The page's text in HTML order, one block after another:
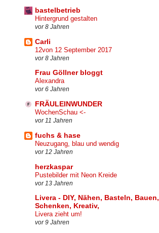
bastelbetrieb
Hintergrund gestalten
vor 8 Jahren
Carli
12von 12 September 2017
vor 8 Jahren
Frau Göllner bloggt
Alexandra
vor 6 Jahren
FRÄULEINWUNDER
WochenSchau <-
vor 11 Jahren
fuchs & hase
Neuzugang, blau und wendig
vor 12 Jahren
herzkaspar
Pustebilder mit Neon Kreide
vor 13 Jahren
Livera - DIY, Nähen, Basteln, Bauen,
Schenken, Kreativ,
Livera zieht um!
vor 9 Jahren